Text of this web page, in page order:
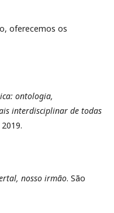
oferecemos os
ontologia,
interdisciplinar de todas
nosso irmão. São